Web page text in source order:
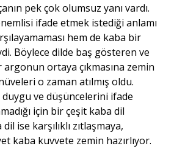
pek çok olumsuz yanı vardı.
ifade etmek istediği anlamı
hem de kaba bir
Böylece dilde baş gösteren ve
ortaya çıkmasına zemin
o zaman atılmış oldu.
ve düşüncelerini ifade
için bir çeşit kaba dil
ise karşılıklı zıtlaşmaya,
kaba kuvvete zemin hazırlıyor.